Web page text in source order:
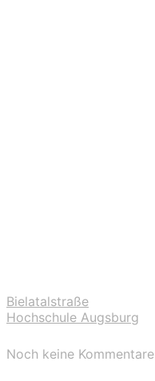
Bielatalstraße
Hochschule Augsburg
Noch keine Kommentare